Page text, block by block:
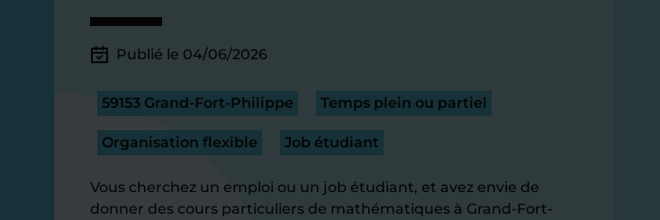
Publié le 04/06/2026
59153 Grand-Fort-Philippe Temps plein ou partiel
Organisation flexible Job étudiant
Vous cherchez un emploi ou un job étudiant, et avez envie de
donner des cours particuliers de mathématiques à Grand-Fort-